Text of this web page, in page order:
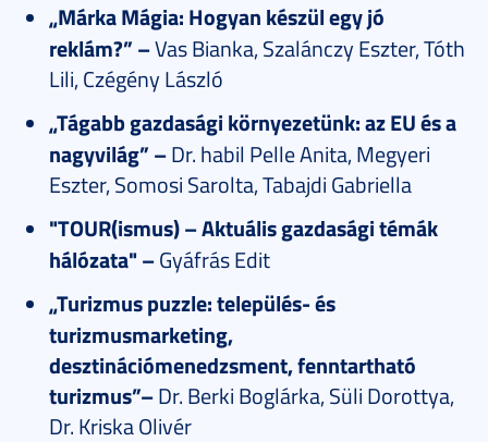
„Márka Mágia: Hogyan készül egy jó
reklám?” –Vas Bianka, Szalánczy Eszter, Tóth
Lili, Czégény László
„Tágabb gazdasági környezetünk: az EU és a
nagyvilág” –Dr. habil Pelle Anita, Megyeri
Eszter, Somosi Sarolta, Tabajdi Gabriella
"TOUR(ismus) – Aktuális gazdasági témák
hálózata" –Gyáfrás Edit
„Turizmus puzzle: település- és
turizmusmarketing,
desztinációmenedzsment, fenntartható
turizmus”–Dr. Berki Boglárka, Süli Dorottya,
Dr. Kriska Olivér